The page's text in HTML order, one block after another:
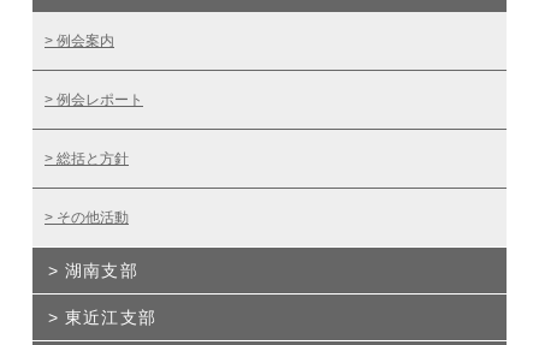
例会案内
例会レポート
総括と方針
その他活動
湖南支部
東近江支部